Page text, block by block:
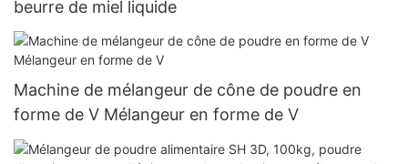
beurre de miel liquide
Machine de mélangeur de cône de poudre en
forme de V Mélangeur en forme de V